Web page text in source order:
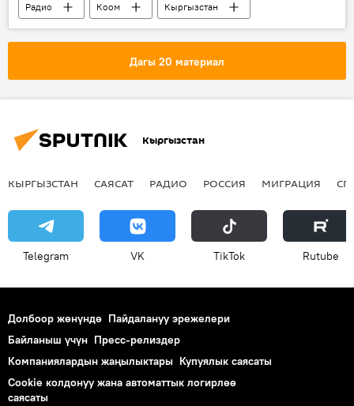
Радио Коом
Кыргызстан
почта
компенсация аманат
Дагы 20 материал
Кыргызстан
КЫРГЫЗСТАН САЯСАТ РАДИО РОССИЯ МИГРАЦИЯ
Telegram VK ТikТоk Rutube
Долбоор жөнүндө Пайдалануу эрежелери
Байланыш үчүн Пресс-релиздер
Компаниялардын жаңылыктары Купуялык саясаты
Cookie колдонуу жана автоматтык логирлөө
саясаты